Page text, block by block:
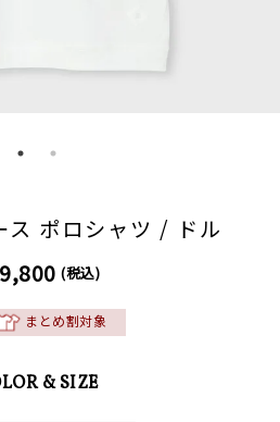
ス ポロシャツ / ドル
(税込)
まとめ割対象
& SIZE